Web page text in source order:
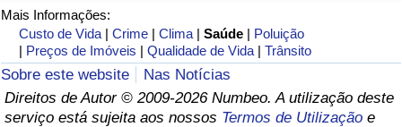
Mais Informações:
Custo de Vida |Crime |Clima |Saúde | Poluição
| Preços de Imóveis |Qualidade de Vida |Trânsito
Sobre este website
Nas Notícias
Direitos de Autor © 2009-2026 Numbeo. A utilização deste
serviço está sujeita aos nossos Termos de Utilização e
Indicador de Custo de Vida Por País
em Aqaba
Indicador de Preços de Imóveis por País
Índice de qualidade de vida por país
Crime
Taxa do Indicador de Crime (Atual)